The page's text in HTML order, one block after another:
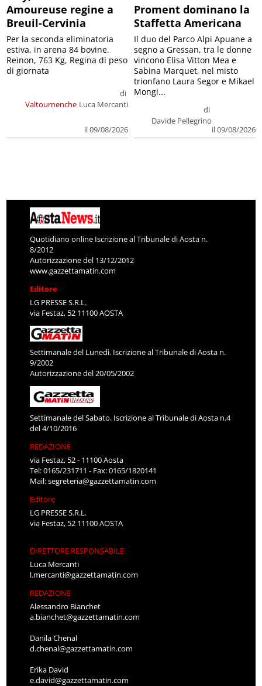
Amoureuse regine a
Breuil-Cervinia
Valtournenche
di
Luca Mercanti
il 09/08/2026
Per la seconda eliminatoria
estiva, in arena 84 bovine.
Reinon, 763 Kg, Regina di peso
di giornata
Proment dominano la
Staffetta Americana
di
Davide Pellegrino
il 09/08/2026
Il duo del Parco Alpi Apuane a
segno a Gressan, tra le donne
vincono Elisa Vitton Mea e
Sabina Marquet, nel misto
trionfano Laura Segor e Mikael
Mongi...
Quotidiano online Iscrizione al Tribunale di Aosta n.
8/2012
Autorizzazione del 13/12/2012
www.gazzettamatin.com
Editore
LG PRESSE S.R.L.
via Festaz, 52 11100 AOSTA
Settimanale del Lunedì. Iscrizione al Tribunale di Aosta n.
9/2002
Autorizzazione del 20/05/2002
Settimanale del Sabato. Iscrizione al Tribunale di Aosta n.4
del 4/10/2016
REDAZIONE
via Festaz, 52 - 11100 Aosta
Tel: 0165/231711 - Fax: 0165/1820141
Mail:segreteria@gazzettamatin.com
Editore
LG PRESSE S.R.L.
via Festaz, 52 11100 AOSTA
DIRETTORE RESPONSABILE
Luca Mercanti
l.mercanti@gazzettamatin.com
REDAZIONE
Alessandro Bianchet
a.bianchet@gazzettamatin.com
Danila Chenal
d.chenal@gazzettamatin.com
Erika David
e.david@gazzettamatin.com